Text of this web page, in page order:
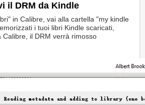
il DRM da Kindle
in Calibre, vai alla cartella "my kindle
i tuoi libri Kindle scaricati,
Calibre, il DRM verrà rimosso